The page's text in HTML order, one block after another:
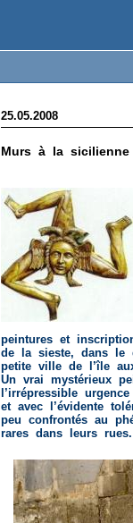
25.05.2008
Murs à la sicilienne
peintures et
de la sieste, dans le
petite ville de l’île
Un vrai mystérieux
l’irrépressible
et avec l’évidente
peu confrontés au
rares dans leurs rues.